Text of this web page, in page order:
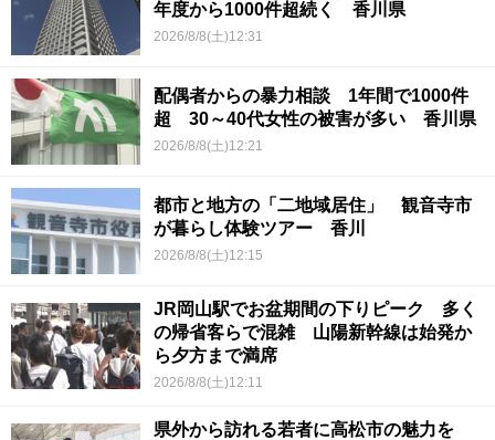
年度から1000件超続く 香川県
2026/8/8(土)12:31
配偶者からの暴力相談 1年間で1000件
超 30～40代女性の被害が多い 香川県
2026/8/8(土)12:21
都市と地方の「二地域居住」 観音寺市
が暮らし体験ツアー 香川
2026/8/8(土)12:15
JR岡山駅でお盆期間の下りピーク 多く
の帰省客らで混雑 山陽新幹線は始発か
ら夕方まで満席
2026/8/8(土)12:11
県外から訪れる若者に高松市の魅力を